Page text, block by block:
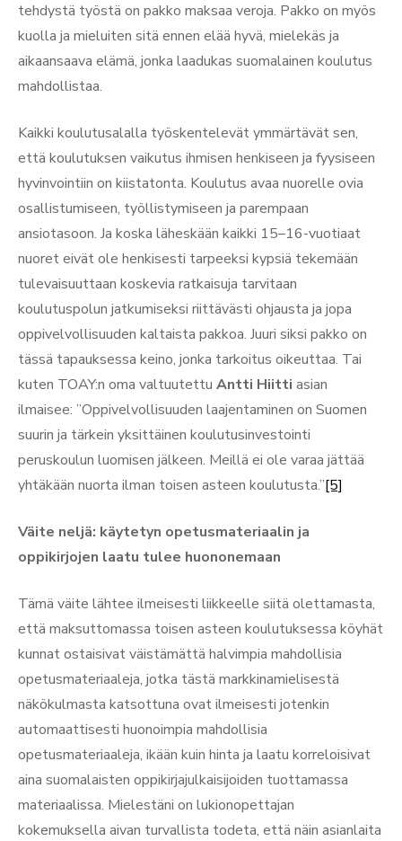
tehdystä työstä on pakko maksaa veroja. Pakko on myös
kuolla ja mieluiten sitä ennen elää hyvä, mielekäs ja
aikaansaava elämä, jonka laadukas suomalainen koulutus
mahdollistaa.
Kaikki koulutusalalla työskentelevät ymmärtävät sen,
että koulutuksen vaikutus ihmisen henkiseen ja fyysiseen
hyvinvointiin on kiistatonta. Koulutus avaa nuorelle ovia
osallistumiseen, työllistymiseen ja parempaan
ansiotasoon. Ja koska läheskään kaikki 15–16-vuotiaat
nuoret eivät ole henkisesti tarpeeksi kypsiä tekemään
tulevaisuuttaan koskevia ratkaisuja tarvitaan
koulutuspolun jatkumiseksi riittävästi ohjausta ja jopa
oppivelvollisuuden kaltaista pakkoa. Juuri siksi pakko on
tässä tapauksessa keino, jonka tarkoitus oikeuttaa. Tai
kuten TOAY:n oma valtuutettu Antti Hiitti asian
ilmaisee: ”Oppivelvollisuuden laajentaminen on Suomen
suurin ja tärkein yksittäinen koulutusinvestointi
peruskoulun luomisen jälkeen. Meillä ei ole varaa jättää
yhtäkään nuorta ilman toisen asteen koulutusta.”[5]
Väite neljä: käytetyn opetusmateriaalin ja
oppikirjojen laatu tulee huononemaan
Tämä väite lähtee ilmeisesti liikkeelle siitä olettamasta,
että maksuttomassa toisen asteen koulutuksessa köyhät
kunnat ostaisivat väistämättä halvimpia mahdollisia
opetusmateriaaleja, jotka tästä markkinamielisestä
näkökulmasta katsottuna ovat ilmeisesti jotenkin
automaattisesti huonoimpia mahdollisia
opetusmateriaaleja, ikään kuin hinta ja laatu korreloisivat
aina suomalaisten oppikirjajulkaisijoiden tuottamassa
materiaalissa. Mielestäni on lukionopettajan
kokemuksella aivan turvallista todeta, että näin asianlaita